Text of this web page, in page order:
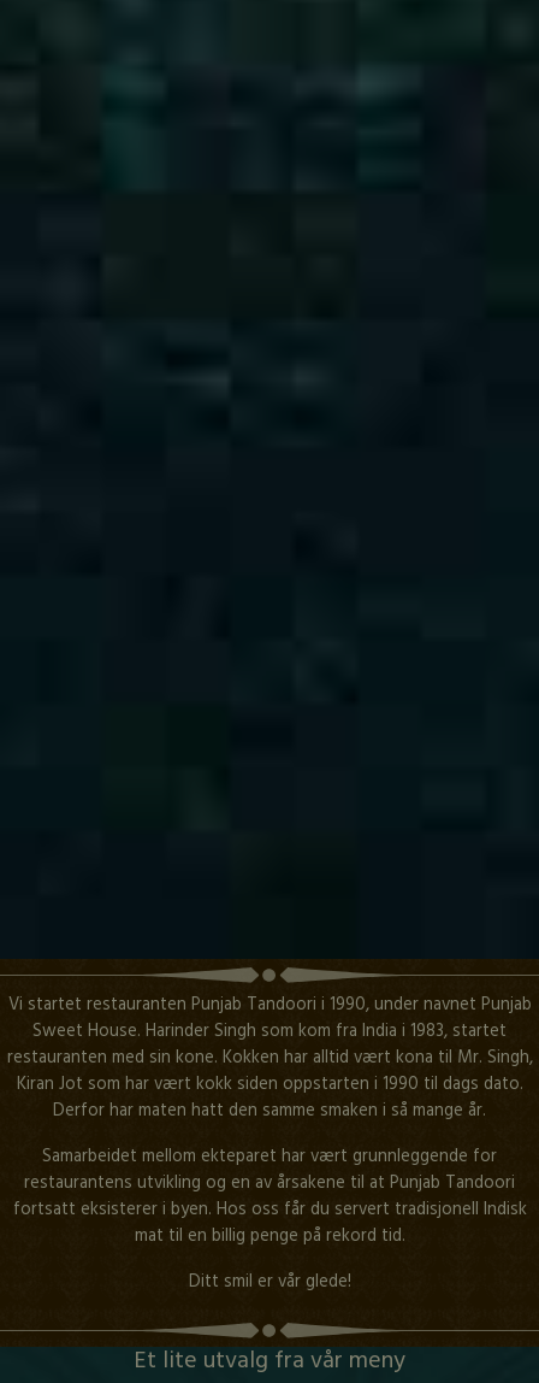
Vi startet restauranten Punjab Tandoori i 1990, under navnet Punjab
Sweet House. Harinder Singh som kom fra India i 1983, startet
restauranten med sin kone. Kokken har alltid vært kona til Mr. Singh,
Kiran Jot som har vært kokk siden oppstarten i 1990 til dags dato.
Derfor har maten hatt den samme smaken i så mange år.
Samarbeidet mellom ekteparet har vært grunnleggende for
restaurantens utvikling og en av årsakene til at Punjab Tandoori
fortsatt eksisterer i byen. Hos oss får du servert tradisjonell Indisk
mat til en billig penge på rekord tid.
Ditt smil er vår glede!
Et lite utvalg fra vår meny